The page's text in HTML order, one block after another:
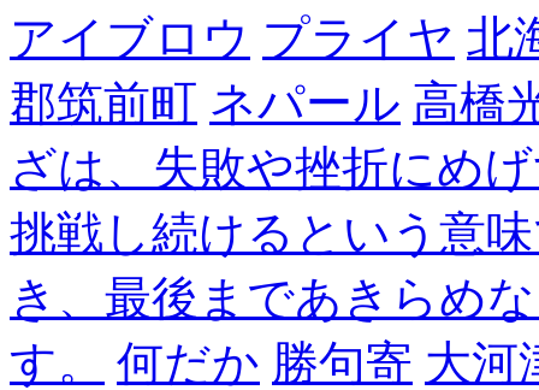
アイブロウ プライヤ 北
郡筑前町 ネパール 高橋
ざは、失敗や挫折にめ
挑戦し続けるという意
き、最後まであきらめ
す。
何だか 勝句寄 大河